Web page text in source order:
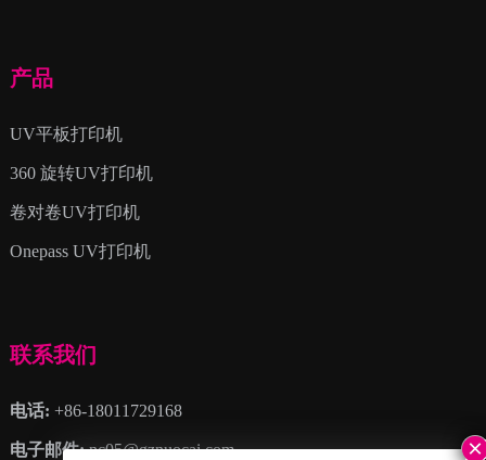
产品
UV平板打印机
360 旋转UV打印机
卷对卷UV打印机
Onepass UV打印机
联系我们
电话: +86-18011729168
电子邮件: nc05@gznuocai.com